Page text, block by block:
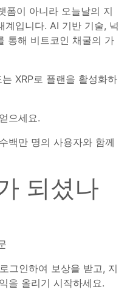
폼이 아니라 오늘날의 지
계입니다. AI 기반 기술, 넉
통해 비트코인 채굴의 가
XRP로 플랜을 활성화하
으세요.
백만 명의 사용자와 함께
되셨나
그인하여 보상을 받고, 지
을 올리기 시작하세요.